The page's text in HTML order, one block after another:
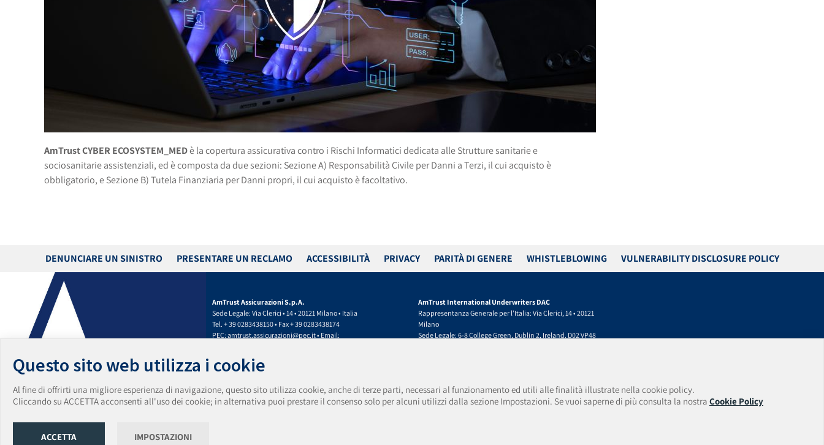
AmTrust CYBER ECOSYSTEM_MEDè la copertura assicurativa contro i Rischi Informatici dedicata alle Strutture sanitarie e
sociosanitarie assistenziali, ed è composta da due sezioni: Sezione A) Responsabilità Civile per Danni a Terzi, il cui acquisto è
obbligatorio, e Sezione B) Tutela Finanziaria per Danni propri, il cui acquisto è facoltativo.
DENUNCIARE UN SINISTRO PRESENTARE UN RECLAMO ACCESSIBILITÀ PRIVACY PARITÀ DI GENERE WHISTLEBLOWING VULNERABILITY DISCLOSURE POLICY
AmTrust Assicurazioni S.p.A.
Sede Legale: Via Clerici • 14 • 20121 Milano • Italia
Tel. + 39 0283438150 • Fax + 39 0283438174
PEC: amtrust.assicurazioni@pec.it• Email:
Capitale Sociale € 5.500.000,00 • P.IVA e C.F. 01917540518 • Data
iscrizione Registro Imprese 13/06/2019
n. 2595 del 14/03/2008
Data e numero di iscrizione Albo Imprese IVASS 14/03/2008 - n.
AmTrust International Underwriters DAC
Rappresentanza Generale per l’Italia: Via Clerici, 14 • 20121
Milano
Sede Legale: 6-8 College Green, Dublin 2, Ireland. D02 VP48
Capitale sociale e Riserve € 41.000.000,00 • C.F./P.I. 09477630967
R.I. Milano • REA C.C.I.A.A. Milano 2093047
Questo sito web utilizza i cookie
Al fine di offrirti una migliore esperienza di navigazione, questo sito utilizza cookie, anche di terze parti, necessari al funzionamento ed utili alle finalità illustrate nella cookie policy.
Cliccando su ACCETTA acconsenti all'uso dei cookie; in alternativa puoi prestare il consenso solo per alcuni utilizzi dalla sezione Impostazioni. Se vuoi saperne di più consulta la nostra Cookie Policy
ACCETTA IMPOSTAZIONI